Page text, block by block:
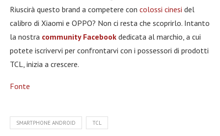
Riuscirà questo brand a competere con colossi cinesi del
calibro di Xiaomi e OPPO? Non ci resta che scoprirlo. Intanto
la nostra community Facebook dedicata al marchio, a cui
potete iscrivervi per confrontarvi con i possessori di prodotti
TCL, inizia a crescere.
Fonte
SMARTPHONE ANDROID TCL